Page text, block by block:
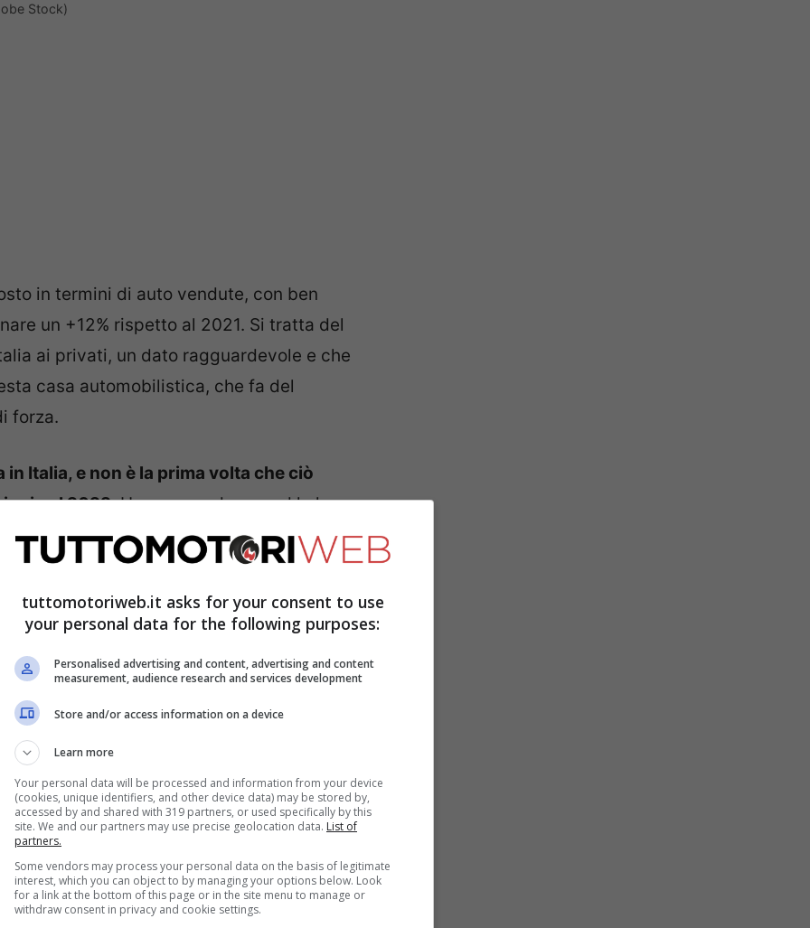
Stock)
in termini di auto vendute, con ben
un +12% rispetto al 2021. Si tratta del
ai privati, un dato ragguardevole e che
casa automobilistica, che fa del
forza.
in Italia, e non è la prima volta che ciò
nel 2022. Un numero da record lo ha
quella crossover, che rappresenta il
un modello davvero molto azzeccato.
statistiche con 22982 unità vendute nel
più venduta nel nostro paese. Ciò
ci sono ben due vetture della casa
tuttomotoriweb.it asks for your consent to use
your personal data for the following purposes:
Personalised advertising and content, advertising and content
measurement, audience research and services development
Store and/or access information on a device
Learn more
Your personal data will be processed and information from your device
(cookies, unique identifiers, and other device data) may be stored by,
accessed by and shared with 319 partners, or used specifically by this
site. We and our partners may use precise geolocation data. List of
partners.
Some vendors may process your personal data on the basis of legitimate
interest, which you can object to by managing your options below. Look
for a link at the bottom of this page or in the site menu to manage or
withdraw consent in privacy and cookie settings.